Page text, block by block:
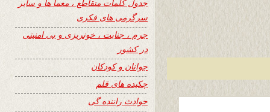
جدول کلمات متقاطع ، معما ها و سایر
سرگرمی های فکری
جرم ، جنایت ، خونریزی و بی امنیتی
در کشور
جوانان و کودکان
چکیده های قلم
حوادث راننده گی